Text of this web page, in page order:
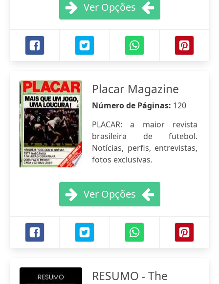
Ver Opções
Placar Magazine
Número de Páginas: 120
PLACAR: a maior revista
brasileira de futebol.
Notícias, perfis, entrevistas,
fotos exclusivas.
Ver Opções
RESUMO - The